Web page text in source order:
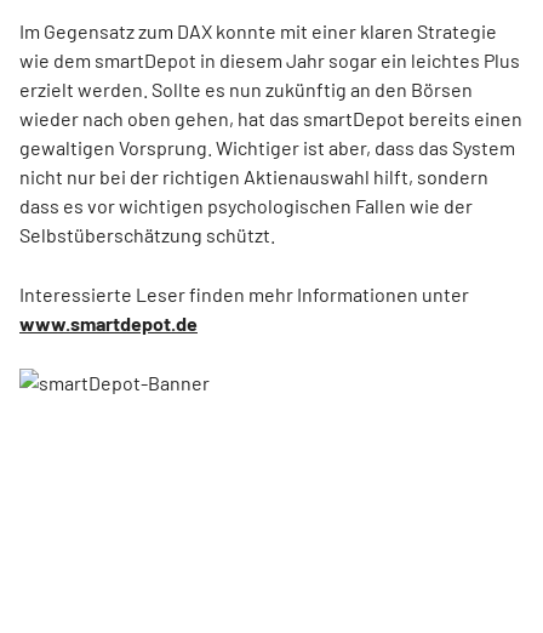
Im Gegensatz zum DAX konnte mit einer klaren Strategie
wie dem smartDepot in diesem Jahr sogar ein leichtes Plus
erzielt werden. Sollte es nun zukünftig an den Börsen
wieder nach oben gehen, hat das smartDepot bereits einen
gewaltigen Vorsprung. Wichtiger ist aber, dass das System
nicht nur bei der richtigen Aktienauswahl hilft, sondern
dass es vor wichtigen psychologischen Fallen wie der
Selbstüberschätzung schützt.
Interessierte Leser finden mehr Informationen unter
www.smartdepot.de